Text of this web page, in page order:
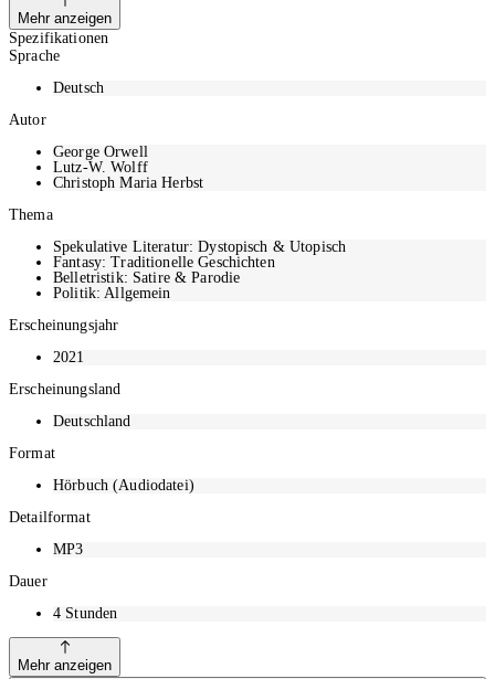
werden - und bald schon leiden die Tiere unter der Diktatur der
Schweine. Orwells Klassiker in zeitgemäßer Neuübersetzung mit einem
Vorwort geschrieben und gelesen von Ilija Trojanow. Ungekürzte Lesung
mit Christoph Maria Herbst3h 48min
Mehr anzeigen
Spezifikationen
Sprache
Deutsch
Autor
George Orwell
Lutz-W. Wolff
Christoph Maria Herbst
Thema
Spekulative Literatur: Dystopisch & Utopisch
Fantasy: Traditionelle Geschichten
Belletristik: Satire & Parodie
Politik: Allgemein
Erscheinungsjahr
2021
Erscheinungsland
Deutschland
Format
Hörbuch (Audiodatei)
Detailformat
MP3
Dauer
4 Stunden
Mehr anzeigen